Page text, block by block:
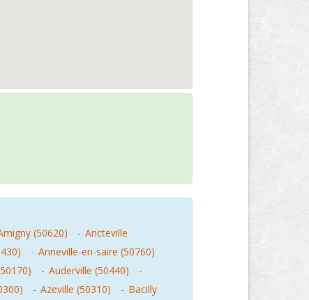
(50620) - Ancteville
- Anneville-en-saire (50760)
- Auderville (50440)
-
- Azeville (50310) - Bacilly